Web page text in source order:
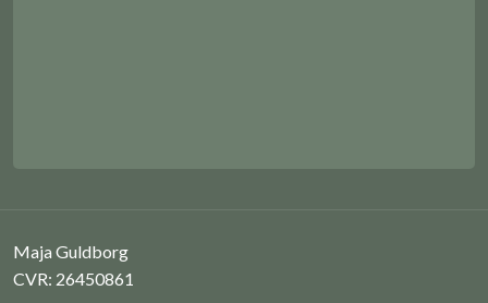
Maja Guldborg
CVR: 26450861